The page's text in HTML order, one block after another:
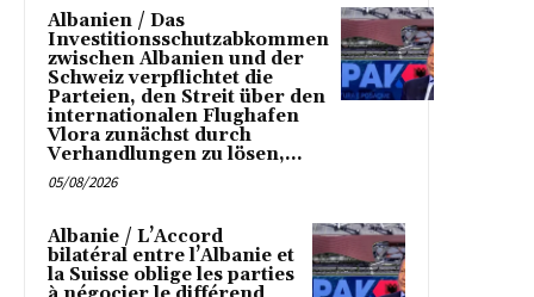
Albanien / Das
Investitionsschutzabkommen
zwischen Albanien und der
Schweiz verpflichtet die
Parteien, den Streit über den
internationalen Flughafen
Vlora zunächst durch
Verhandlungen zu lösen,...
05/08/2026
Albanie / L’Accord
bilatéral entre l’Albanie et
la Suisse oblige les parties